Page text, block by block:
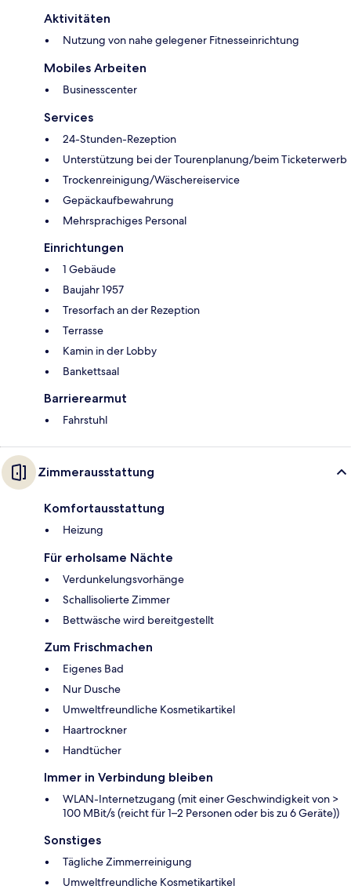
Aktivitäten
Nutzung von nahe gelegener Fitnesseinrichtung
Mobiles Arbeiten
Businesscenter
Services
24-Stunden-Rezeption
Unterstützung bei der Tourenplanung/beim Ticketerwerb
Trockenreinigung/Wäschereiservice
Gepäckaufbewahrung
Mehrsprachiges Personal
Einrichtungen
1 Gebäude
Baujahr 1957
Tresorfach an der Rezeption
Terrasse
Kamin in der Lobby
Bankettsaal
Barrierearmut
Fahrstuhl
Zimmerausstattung
Komfortausstattung
Heizung
Für erholsame Nächte
Verdunkelungsvorhänge
Schallisolierte Zimmer
Bettwäsche wird bereitgestellt
Zum Frischmachen
Eigenes Bad
Nur Dusche
Umweltfreundliche Kosmetikartikel
Haartrockner
Handtücher
Immer in Verbindung bleiben
WLAN-Internetzugang (mit einer Geschwindigkeit von >
100 MBit/s (reicht für 1–2 Personen oder bis zu 6 Geräte))
Sonstiges
Tägliche Zimmerreinigung
Umweltfreundliche Kosmetikartikel